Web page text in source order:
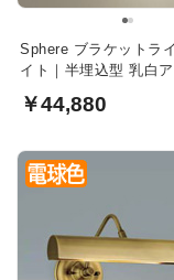
Sphere ブラケットラ
イト｜半埋込型 乳白
￥44,880